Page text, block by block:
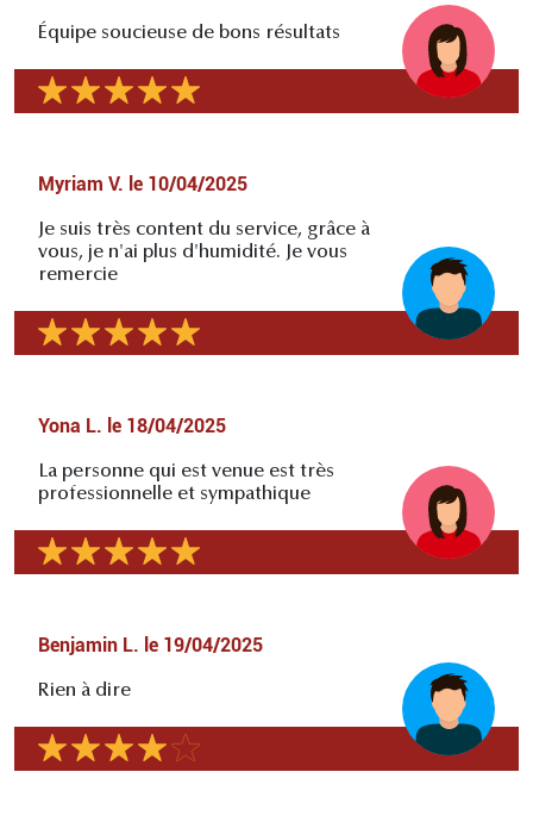
Équipe soucieuse de bons résultats
Myriam V. le 10/04/2025
Je suis très content du service, grâce à
vous, je n'ai plus d'humidité. Je vous
remercie
Yona L. le 18/04/2025
La personne qui est venue est très
professionnelle et sympathique
Benjamin L. le 19/04/2025
Rien à dire